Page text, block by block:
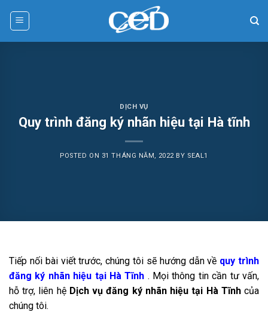
DỊCH VỤ
Quy trình đăng ký nhãn hiệu tại Hà tĩnh
POSTED ON 31 THÁNG NĂM, 2022BY SEAL1
Tiếp nối bài viết trước, chúng tôi sẽ hướng dẫn về quy trình
đăng ký nhãn hiệu tại Hà Tĩnh . Mọi thông tin cần tư vấn,
hỗ trợ, liên hệ Dịch vụ đăng ký nhãn hiệu tại Hà Tĩnhcủa
chúng tôi.